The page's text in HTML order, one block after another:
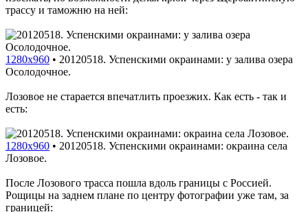
трассу и таможню на ней:
1280x960 • 20120518. Успенскими окраинами: у залива озера
Осолодочное.
Лозовое не старается впечатлить проезжих. Как есть - так и
есть:
1280x960 • 20120518. Успенскими окраинами: окраина села
Лозовое.
После Лозового трасса пошла вдоль границы с Россией.
Рощицы на заднем плане по центру фотографии уже там, за
границей: